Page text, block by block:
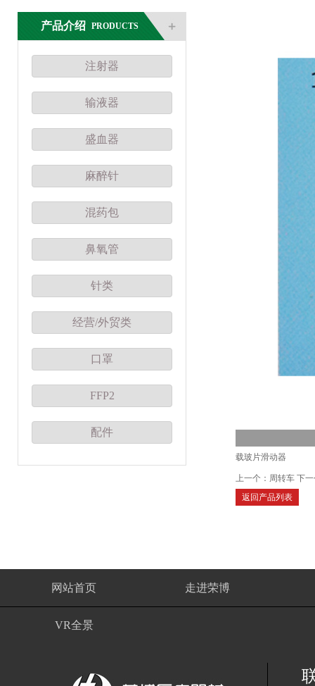
产品介绍 PRODUCTS
注射器
输液器
盛血器
麻醉针
混药包
鼻氧管
针类
经营/外贸类
口罩
FFP2
配件
载玻片滑动器
上一个： 周转车 下
返回产品列表
网站首页 走进荣博
VR全景